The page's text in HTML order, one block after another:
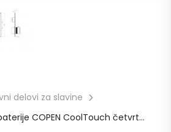
delovi za slavine
Maska termostatske baterije COPEN CoolTouch četvrtasta hrom